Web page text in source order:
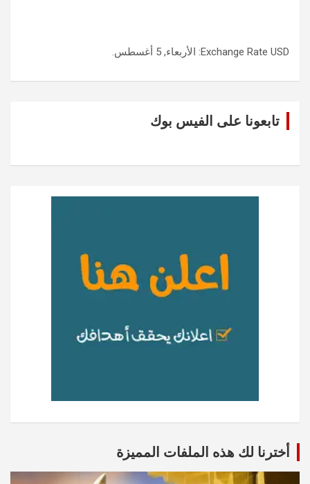
Exchange Rate USD : الأربعاء, 5 أغسطس.
تابعونا على الفيس بوك
أخترنا لك هذه الملفات المميزة